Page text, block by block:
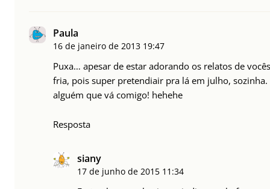
Paula
16 de janeiro de 2013 19:47
Puxa… apesar de estar adorando os relatos de
fria, pois super pretendiair pra lá em julho, sozinha.
alguém que vá comigo! hehehe
Resposta
siany
17 de junho de 2015 11:34